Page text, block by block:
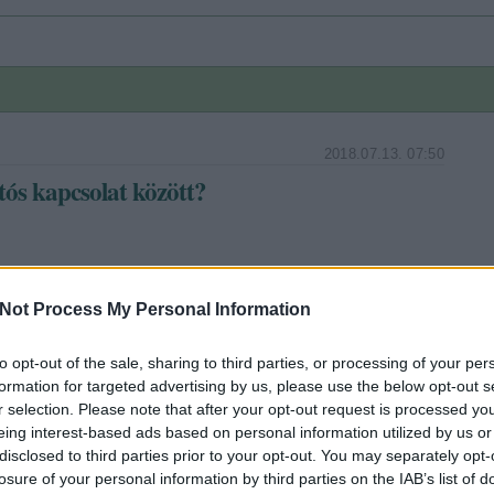
Process My Personal Information
opt-out of the sale, sharing to third parties, or processing of your
for targeted advertising by us, please use the below opt-out
selection. Please note that after your opt-out request is processed
interest-based ads based on personal information utilized by us
to third parties prior to your opt-out. You may separately
of your personal information by third parties on the IAB’s list of
2018.07.13. 07:50
kapcsolat között?
mi_van_az_egyejszakas_es_a_tartos_kapcsolat_koz
Tetszik 0